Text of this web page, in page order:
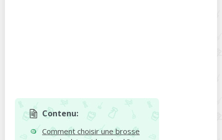
Contenu:
Comment choisir une brosse